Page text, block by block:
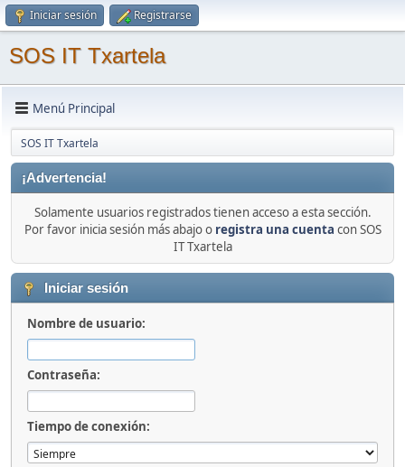
Iniciar sesión Registrarse
SOS IT Txartela
Menú Principal
SOS IT Txartela
¡Advertencia!
Solamente usuarios registrados tienen acceso a esta sección.
Por favor inicia sesión más abajo o registra una cuenta con SOS
IT Txartela
Iniciar sesión
Nombre de usuario:
Contraseña:
Tiempo de conexión: